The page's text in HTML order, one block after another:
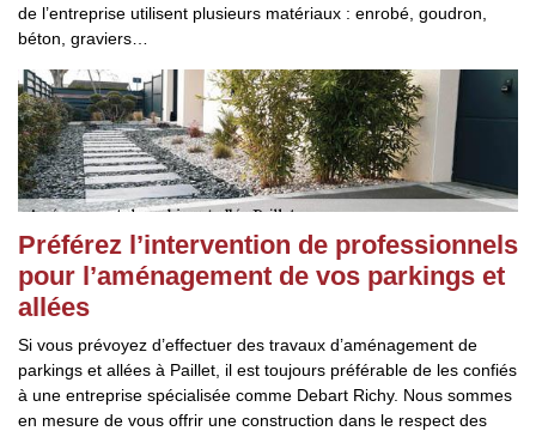
de l’entreprise utilisent plusieurs matériaux : enrobé, goudron,
béton, graviers…
Préférez l’intervention de professionnels
pour l’aménagement de vos parkings et
allées
Si vous prévoyez d’effectuer des travaux d’aménagement de
parkings et allées à Paillet, il est toujours préférable de les confiés
à une entreprise spécialisée comme Debart Richy. Nous sommes
en mesure de vous offrir une construction dans le respect des